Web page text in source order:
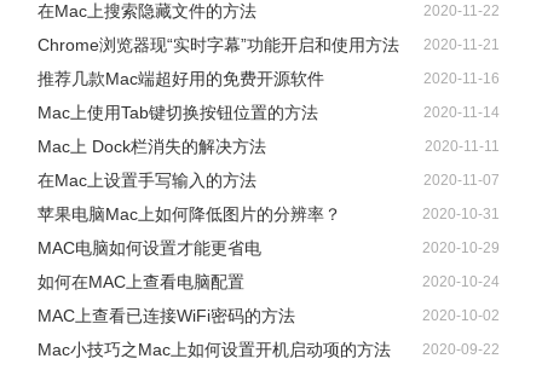
在Mac上搜索隐藏文件的方法 2020-11-22
Chrome浏览器现“实时字幕”功能开启和使用方法 2020-11-21
推荐几款Mac端超好用的免费开源软件 2020-11-16
Mac上使用Tab键切换按钮位置的方法 2020-11-14
Mac上 Dock栏消失的解决方法 2020-11-11
在Mac上设置手写输入的方法 2020-11-07
苹果电脑Mac上如何降低图片的分辨率？ 2020-10-31
MAC电脑如何设置才能更省电 2020-10-29
如何在MAC上查看电脑配置 2020-10-24
MAC上查看已连接WiFi密码的方法 2020-10-02
Mac小技巧之Mac上如何设置开机启动项的方法 2020-09-22